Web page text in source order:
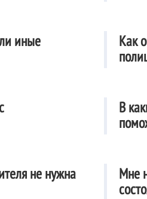
иные
Как
В
не нужна
Мне